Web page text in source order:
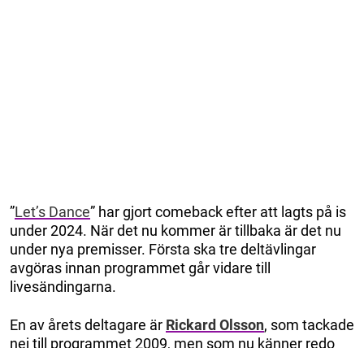
”Let’s Dance” har gjort comeback efter att lagts på is
under 2024. När det nu kommer är tillbaka är det nu
under nya premisser. Första ska tre deltävlingar
avgöras innan programmet går vidare till
livesändingarna.
En av årets deltagare är Rickard Olsson, som tackade
nej till programmet 2009, men som nu känner redo